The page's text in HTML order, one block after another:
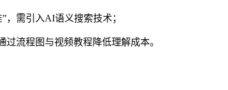
，需引入AI语义搜索技术；
流程图与视频教程降低理解成本。